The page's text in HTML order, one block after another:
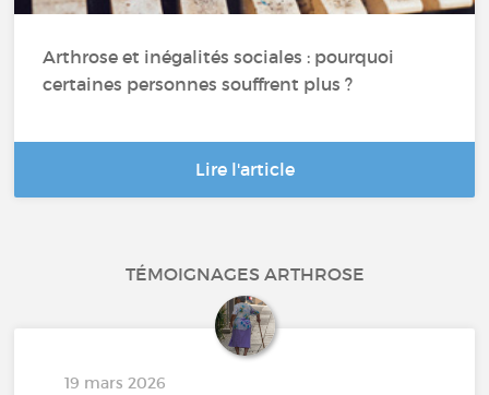
Arthrose et inégalités sociales : pourquoi
certaines personnes souffrent plus ?
Lire l'article
TÉMOIGNAGES ARTHROSE
19 mars 2026